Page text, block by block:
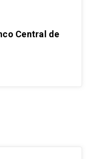
Central de